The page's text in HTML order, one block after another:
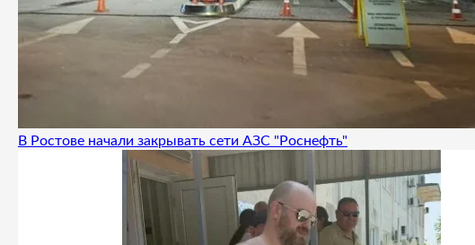
В Ростове начали закрывать сети АЗС "Роснефть"